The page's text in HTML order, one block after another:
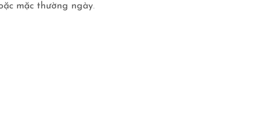
mặc thường ngày.